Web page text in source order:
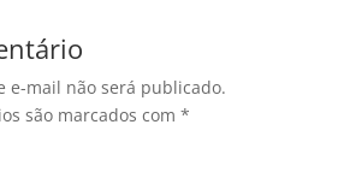
e-mail não será publicado.
são marcados com *